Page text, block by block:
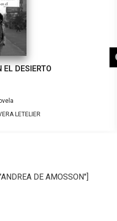
EL DESIERTO
LETELIER
DE AMOSSON"]